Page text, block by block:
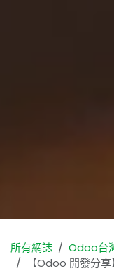
所有網誌
Odoo台
【Odoo 開發分